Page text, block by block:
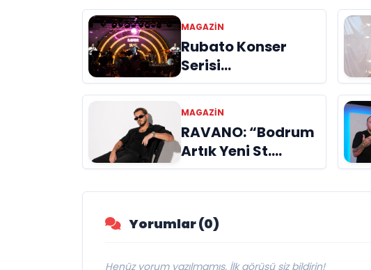
MAGAZİN
Rubato Konser
Serisi
Müzikseverlerle
Buluşmaya Devam
Ediyor
MAGAZİN
RAVANO: “Bodrum
Artık Yeni St.
Tropez Değil, Kendi
Başına Bir
Yorumlar (0)
Henüz yorum yazılmamış. İlk görüşü siz bildirin!